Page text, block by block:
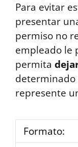
Para evitar
presentar
permiso no
empleado le
permita
determinado
represente
Formato: